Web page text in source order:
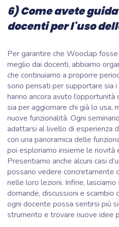
6) Come avete
docenti per l'uso
Per garantire che Wooclap
meglio dai docenti, abbiamo
che continuiamo a proporre
sono pensati per supportare sia i
hanno ancora avuto
sia per aggiornare chi già lo usa,
nuove funzionalità. Ogni
adattarsi al livello di esperienza
con una panoramica delle
poi esploriamo insieme le novità
Presentiamo anche alcuni casi
possano vedere concretamente
nelle loro lezioni. Infine,
domande, discussioni e scambio
ogni docente possa sentirsi più
strumento e trovare nuove idee